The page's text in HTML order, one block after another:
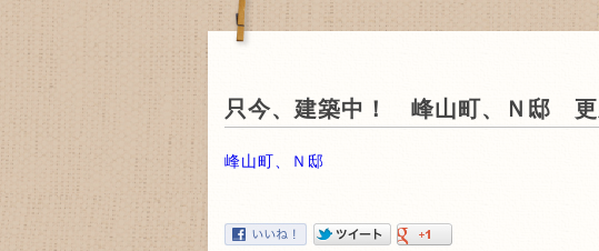
只今、建築中！ 峰山町、Ｎ邸 更
峰山町、Ｎ邸
http://www.dotdata.ct.gov/media/